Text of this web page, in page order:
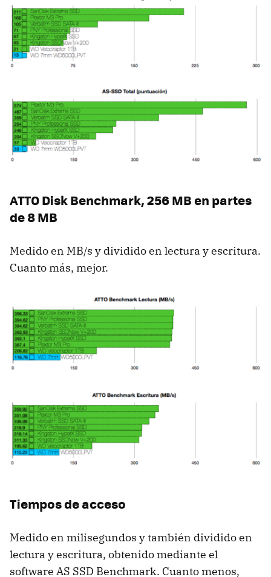
ATTODisk Benchmark, 256 MB en partes
de 8 MB
Medido en MB/s y dividido en lectura y escritura.
Cuanto más, mejor.
Tiempos de acceso
Medido en milisegundos y también dividido en
lectura y escritura, obtenido mediante el
software AS SSD Benchmark. Cuanto menos,